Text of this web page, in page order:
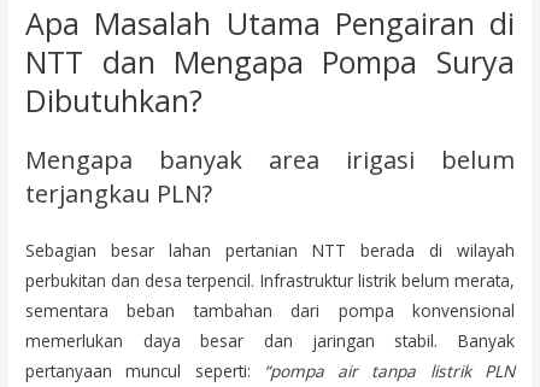
Apa Masalah Utama Pengairan di
NTT dan Mengapa Pompa Surya
Dibutuhkan?
Mengapa banyak area irigasi belum
terjangkau PLN?
Sebagian besar lahan pertanian NTT berada di wilayah
perbukitan dan desa terpencil. Infrastruktur listrik belum merata,
sementara beban tambahan dari pompa konvensional
memerlukan daya besar dan jaringan stabil. Banyak
pertanyaan muncul seperti:
“pompa air tanpa listrik PLN